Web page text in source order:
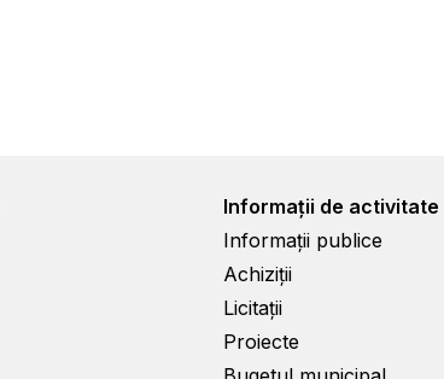
Informații de activitate
Informații publice
Achiziții
Licitații
Proiecte